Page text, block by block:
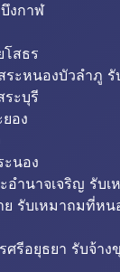
งกาฬ
โสธร
ะหนองบัวลำภู
ระบุรี
อง
ะนอง
อำนาจเจริญ รับ
รับเหมาถมที่หน
รีอยุธยา รับจ้า